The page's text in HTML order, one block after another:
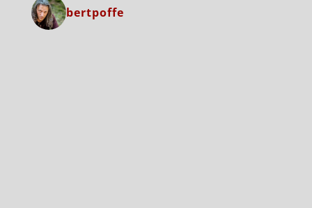
bertpoffe